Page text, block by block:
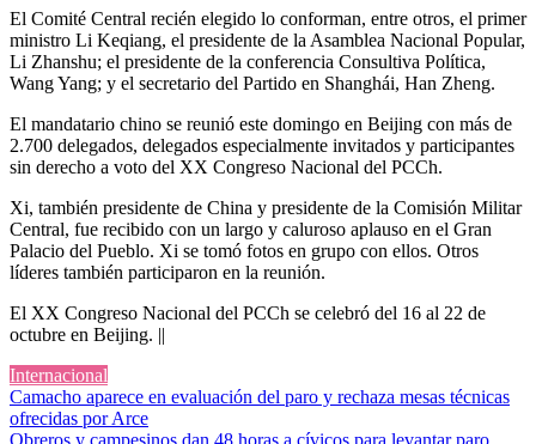
El Comité Central recién elegido lo conforman, entre otros, el primer
ministro Li Keqiang, el presidente de la Asamblea Nacional Popular,
Li Zhanshu; el presidente de la conferencia Consultiva Política,
Wang Yang; y el secretario del Partido en Shanghái, Han Zheng.
El mandatario chino se reunió este domingo en Beijing con más de
2.700 delegados, delegados especialmente invitados y participantes
sin derecho a voto del XX Congreso Nacional del PCCh.
Xi, también presidente de China y presidente de la Comisión Militar
Central, fue recibido con un largo y caluroso aplauso en el Gran
Palacio del Pueblo. Xi se tomó fotos en grupo con ellos. Otros
líderes también participaron en la reunión.
El XX Congreso Nacional del PCCh se celebró del 16 al 22 de
octubre en Beijing. ||
Internacional
Navegación
de
Camacho aparece en evaluación del paro y rechaza mesas técnicas
ofrecidas por Arce